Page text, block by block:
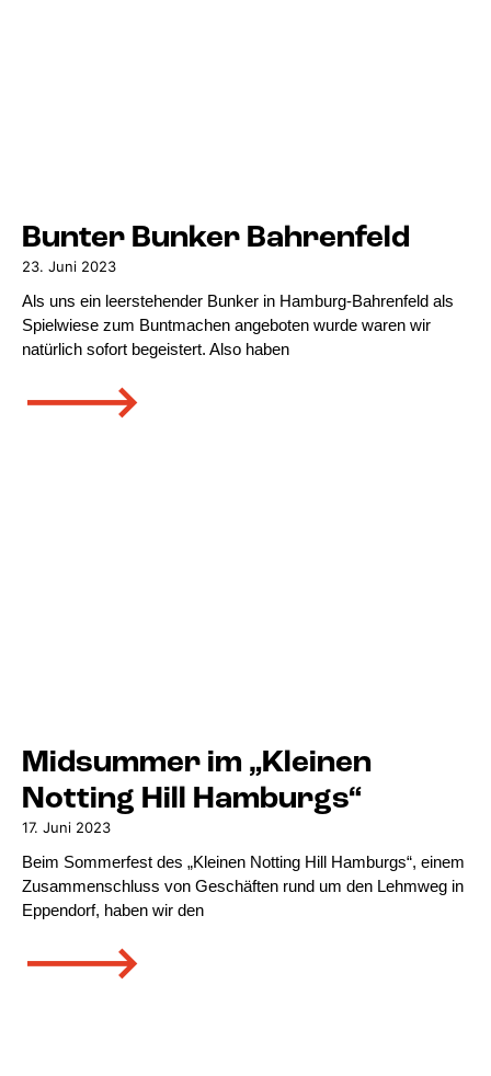
Bunter Bunker Bahrenfeld
23. Juni 2023
Als uns ein leerstehender Bunker in Hamburg-Bahrenfeld als
Spielwiese zum Buntmachen angeboten wurde waren wir
natürlich sofort begeistert. Also haben
🡒
Midsummer im „Kleinen
Notting Hill Hamburgs“
17. Juni 2023
Beim Sommerfest des „Kleinen Notting Hill Hamburgs“, einem
Zusammenschluss von Geschäften rund um den Lehmweg in
Eppendorf, haben wir den
🡒